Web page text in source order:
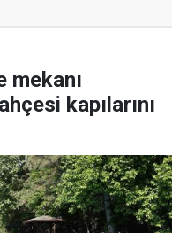
mekanı
kapılarını